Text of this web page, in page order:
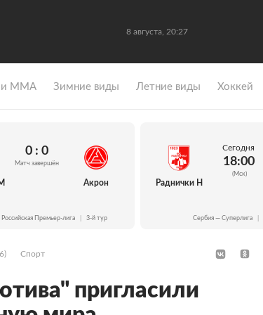
8 августа, 20:27
и ММА Зимние виды Летние виды Хоккей
0 : 0
Матч завершён
Акрон
Премьер-лига 3-й тур
Раднички Н
Сегодня
18:00
(Мск)
Сербия — Суперлига
Спорт
пригласили